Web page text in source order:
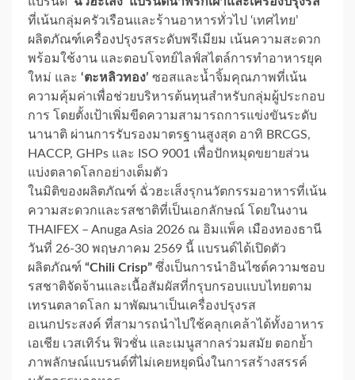
ที่เน้นกลุ่มครัวเรือนและร้านอาหารทั่วไป ‘เทศไทย’
ผลิตภัณฑ์เครื่องปรุงรสระดับพรีเมียม เน้นความสะดวก
พร้อมใช้งาน และตอบโจทย์ไลฟ์สไตล์การทำอาหารยุค
ใหม่ และ ‘ตะหลิวทอง’ ซอสและน้ำจิ้มคุณภาพที่เน้น
ความคุ้มค่าเพื่อช่วยบริหารต้นทุนสำหรับกลุ่มผู้ประกอบ
การ โดยตั้งเป้าเพิ่มขีดความสามารถการแข่งขันระดับ
นานาติ ผ่านการรับรองมาตรฐานสูงสุด อาทิ BRCGS,
HACCP, GHPs และ ISO 9001 เพื่อปักหมุดขยายส่วน
แบ่งตลาดโลกอย่างเต็มตัว
ในมิติของผลิตภัณฑ์ ฉั่วฮะเส็งรุกนวัตกรรมอาหารที่เน้น
ความสะดวกและรสชาติที่เป็นเอกลักษณ์ โดยในงาน
THAIFEX – Anuga Asia 2026 ณ อิมแพ็ค เมืองทองธานี
วันที่ 26-30 พฤษภาคม 2569 นี้ แบรนด์ได้เปิดตัว
ผลิตภัณฑ์ “Chili Crisp” ซึ่งเป็นการนำอินไซต์ความชอบ
รสชาติจัดจ้านและเนื้อสัมผัสที่กรุบกรอบแบบไทยตาม
เทรนตลาดโลก มาพัฒนาเป็นเครื่องปรุงรส
อเนกประสงค์ ที่สามารถนำไปใช้คลุกเคล้าได้ทั้งอาหาร
เอเชีย เวสเทิร์น ฟิวชั่น และเมนูสากลร่วมสมัย ตอกย้ำ
ภาพลักษณ์แบรนด์ที่ไม่เคยหยุดนิ่งในการสร้างสรรค์